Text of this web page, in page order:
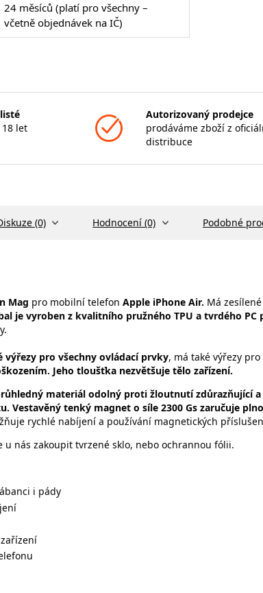
24 měsíců (platí pro všechny –
včetně objednávek na IČ)
18 let
Autorizovaný prodejce
prodáváme zboží z
distribuce
(0) Hodnocení (0) Podobné
Mag pro mobilní telefon Apple iPhone Air. Má
je vyroben z kvalitního pružného TPU a tvrdého PC
výřezy pro všechny ovládací prvky, má také výřezy
Jeho tloušťka nezvětšuje tělo zařízení.
materiál odolný proti žloutnutí zdůrazňující
Vestavěný tenký magnet o síle 2300 Gs zaručuje
rychlé nabíjení a používání magnetických
u nás zakoupit tvrzené sklo, nebo ochrannou fólii.
i pády